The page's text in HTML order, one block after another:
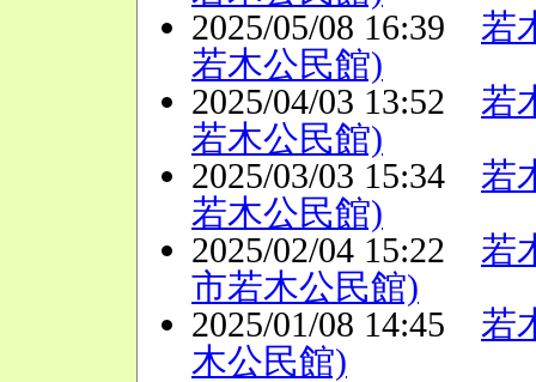
2025/05/08 16:39 若
若木公民館)
2025/04/03 13:52 若
若木公民館)
2025/03/03 15:34 若
若木公民館)
2025/02/04 15:22 若
市若木公民館)
2025/01/08 14:45 若
木公民館)